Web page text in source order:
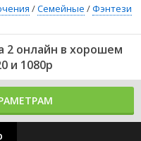
/Семейные /Фэнтези
2 онлайн в хорошем
и 1080p